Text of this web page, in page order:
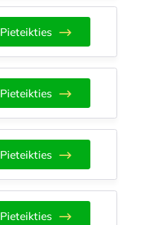
Pieteikties
Pieteikties
Pieteikties
Pieteikties